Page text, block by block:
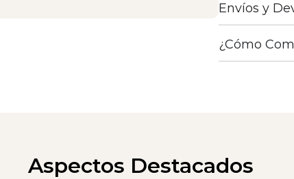
Envíos y
¿Cómo
Aspectos Destacados